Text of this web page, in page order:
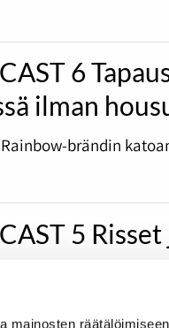
mainosten
6
ilman
brändin
5
muassa risteilyjä